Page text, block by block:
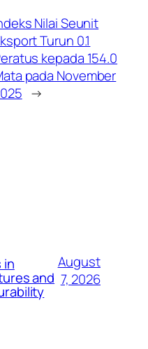
Nilai Seunit
Turun 0.1
kepada 154.0
pada November
→
in
and
August
7, 2026